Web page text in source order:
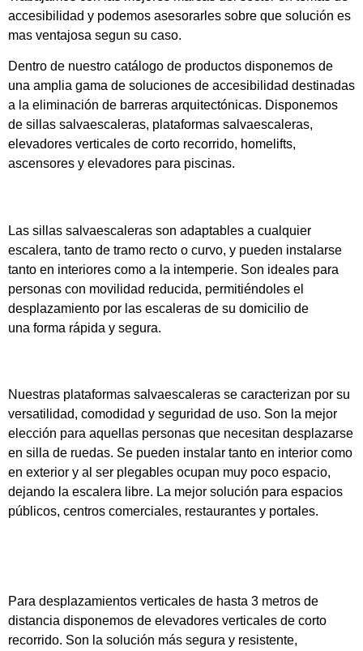
accesibilidad y podemos asesorarles sobre que solución es
mas ventajosa segun su caso.
Dentro de nuestro catálogo de productos disponemos de
una amplia gama de soluciones de accesibilidad destinadas
a la eliminación de barreras arquitectónicas. Disponemos
de sillas salvaescaleras, plataformas salvaescaleras,
elevadores verticales de corto recorrido, homelifts,
ascensores y elevadores para piscinas.
Las sillas salvaescaleras son adaptables a cualquier
escalera, tanto de tramo recto o curvo, y pueden instalarse
tanto en interiores como a la intemperie. Son ideales para
personas con movilidad reducida, permitiéndoles el
desplazamiento por las escaleras de su domicilio de
una forma rápida y segura.
Nuestras plataformas salvaescaleras se caracterizan por su
versatilidad, comodidad y seguridad de uso. Son la mejor
elección para aquellas personas que necesitan desplazarse
en silla de ruedas. Se pueden instalar tanto en interior como
en exterior y al ser plegables ocupan muy poco espacio,
dejando la escalera libre. La mejor solución para espacios
públicos, centros comerciales, restaurantes y portales.
Para desplazamientos verticales de hasta 3 metros de
distancia disponemos de elevadores verticales de corto
recorrido. Son la solución más segura y resistente,